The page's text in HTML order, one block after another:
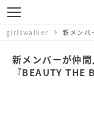
girlswalker
新メンバーが仲
『BEAUTY THE